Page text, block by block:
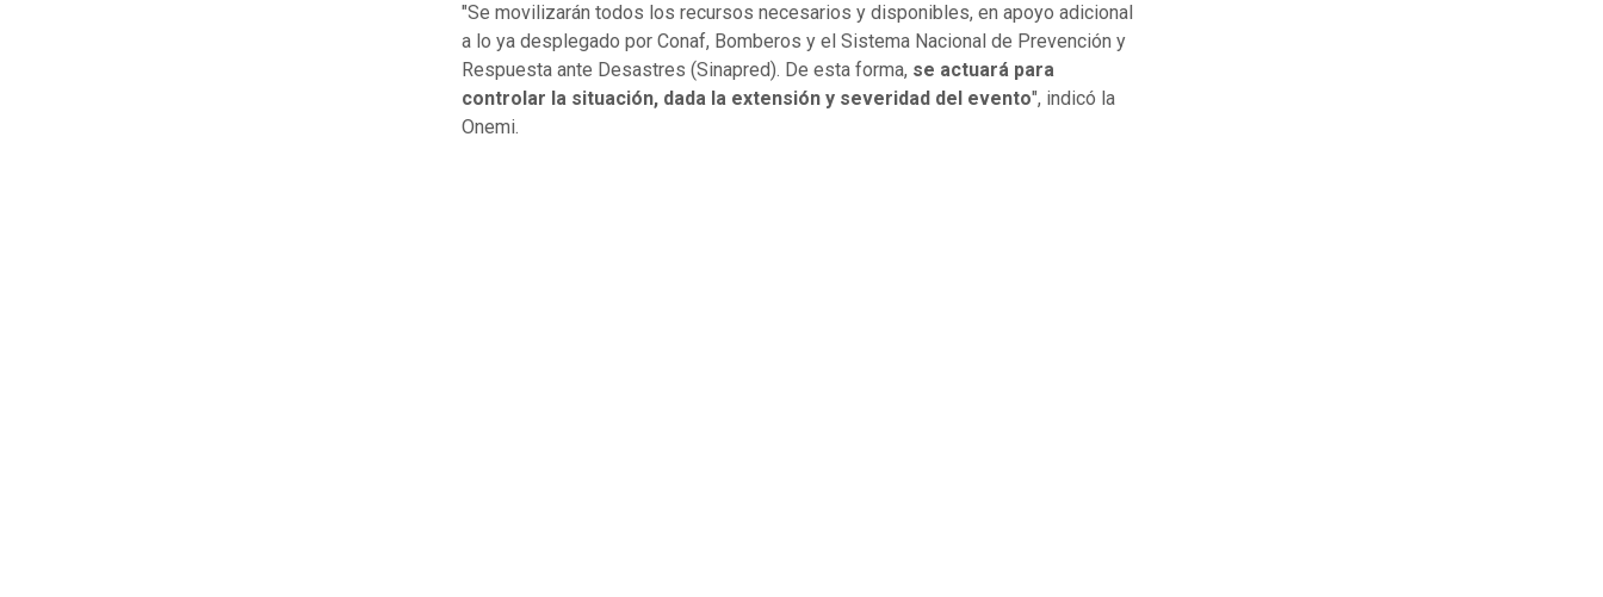
"Se movilizarán todos los recursos necesarios y disponibles, en apoyo adicional
a lo ya desplegado por Conaf, Bomberos y el Sistema Nacional de Prevención y
Respuesta ante Desastres (Sinapred). De esta forma, se actuará para
controlar la situación, dada la extensión y severidad del evento", indicó la
Onemi.